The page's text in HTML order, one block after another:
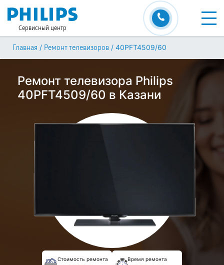
Сервисный центр
Главная / Ремонт телевизоров / 40PFT4509/60
Ремонт телевизора Philips
40PFT4509/60 в Казани
Стоимость ремонта Время ремонта